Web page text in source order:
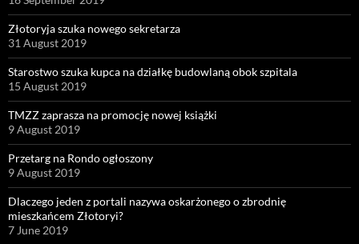
Złotoryja szuka nowego sekretarza
31 August 2019
Starostwo szuka kupca na działkę budowlaną obok szpitala
15 August 2019
TMZZ zaprasza na promocję nowej książki
9 August 2019
Przetarg na Rondo ogłoszony
9 August 2019
Dlaczego jeden z portali nazywa oskarżonego o zbrodnię
mieszkańcem Złotoryi?
7 June 2019